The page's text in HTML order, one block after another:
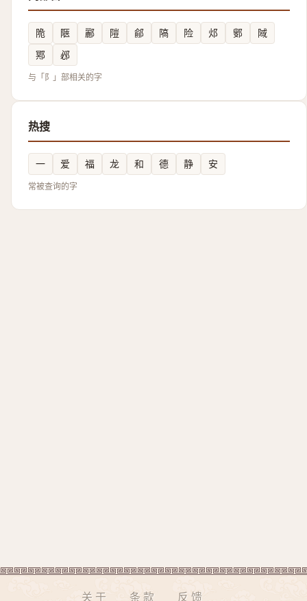
陒 陿 酈 隑 鄃 䧚 险 邩 鄋
䧕
鄍
邲
与「阝」部相关的字
热搜
一 爱 福 龙 和 德 静 安
常被查询的字
关于 条款 反馈